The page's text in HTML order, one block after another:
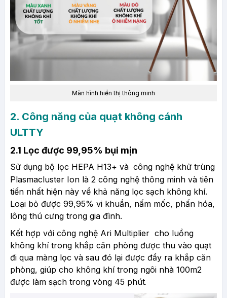
Màn hình hiển thị thông minh
2. Công năng của quạt không cánh
ULTTY
2.1 Lọc được 99,95% bụi mịn
Sử dụng bộ lọc HEPA H13+ và công nghệ khử trùng
Plasmacluster Ion là 2 công nghệ thông minh và tiên
tiến nhất hiện này về khả năng lọc sạch không khí.
Loại bỏ được 99,95% vi khuẩn, nấm mốc, phấn hóa,
lông thú cưng trong gia đình.
Kết hợp với công nghệ Ari Multiplier cho luồng
không khí trong khắp căn phòng được thu vào quạt
đi qua màng lọc và sau đó lại được đẩy ra khắp căn
phòng, giúp cho không khí trong ngôi nhà 100m2
được làm sạch trong vòng 45 phút.